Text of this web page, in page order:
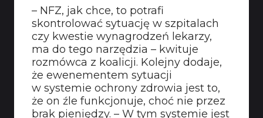
– NFZ, jak chce, to potrafi
skontrolować sytuację w szpitalach
czy kwestie wynagrodzeń lekarzy,
ma do tego narzędzia – kwituje
rozmówca z koalicji. Kolejny dodaje,
że ewenementem sytuacji
w systemie ochrony zdrowia jest to,
że on źle funkcjonuje, choć nie przez
brak pieniędzy. – W tym systemie jest